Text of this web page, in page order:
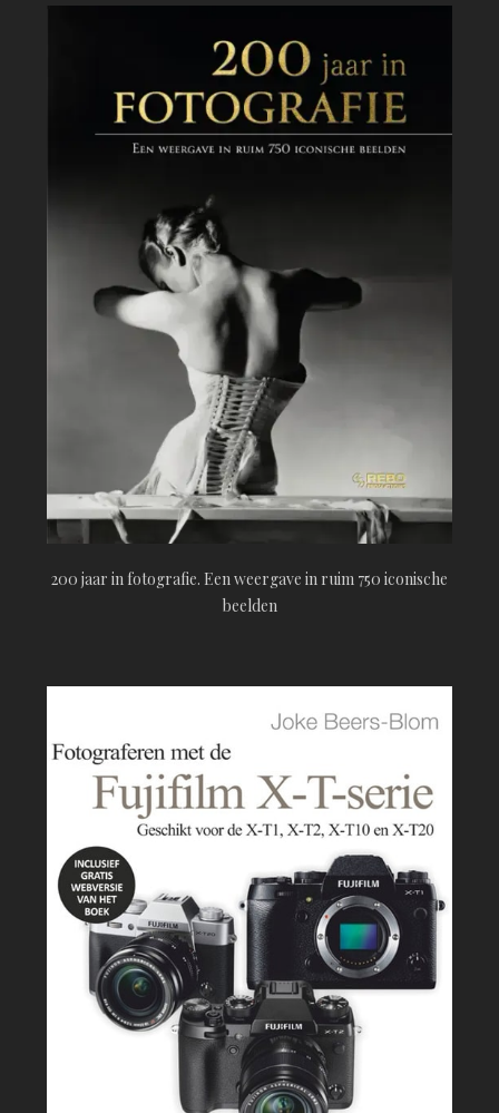
200 jaar in fotografie. Een weergave in ruim 750 iconische
beelden